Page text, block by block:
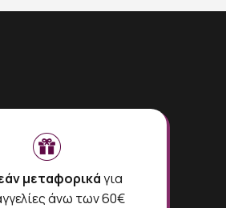
μεταφορικάγια
άνω των 60€